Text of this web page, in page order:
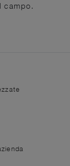
campo.